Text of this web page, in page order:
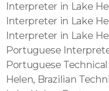
Interpreter in Lake
Interpreter in Lake
Interpreter in Lake
Portuguese
Portuguese
Helen, Brazilian